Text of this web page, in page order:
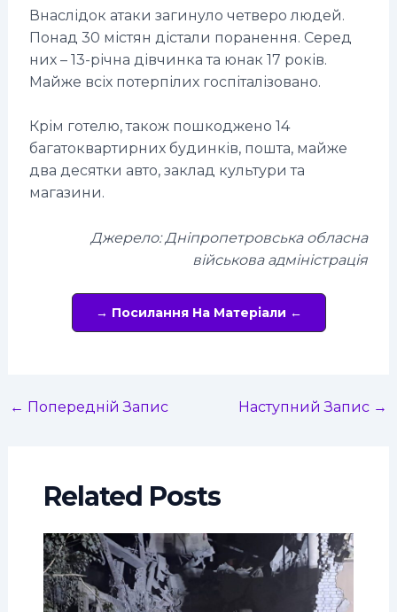
Внаслідок атаки загинуло четверо людей.
Понад 30 містян дістали поранення. Серед
них – 13-річна дівчинка та юнак 17 років.
Майже всіх потерпілих госпіталізовано.
Крім готелю, також пошкоджено 14
багатоквартирних будинків, пошта, майже
два десятки авто, заклад культури та
магазини.
Джерело: Дніпропетровська обласна
військова адміністрація
→ Посилання На Матеріали ←
← Попередній Запис Наступний Запис →
Related Posts